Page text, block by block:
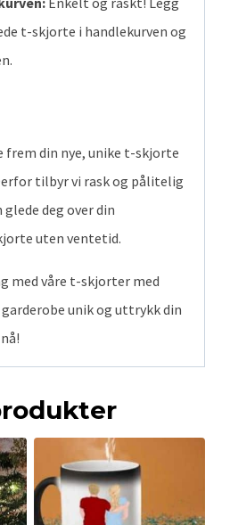
t-skjorte i handlekurven og
frem din nye, unike t-skjorte
tilbyr vi rask og pålitelig
deg over din
uten ventetid.
med våre t-skjorter med
unik og uttrykk din